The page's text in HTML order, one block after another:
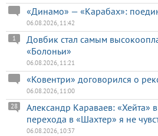
«Динамо» — «Карабах»:
06.08.2026, 11:42
Довбик стал самым
«Болоньи»
1
06.08.2026, 11:21
«Ковентри» договорился о
06.08.2026, 11:00
Александр Караваев: «Хейта»
перехода в «Шахтер» я не
28
06.08.2026, 10:37